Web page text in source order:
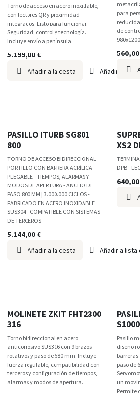
Torno de acceso en acero inoxidable,
con lectores QR y proximidad
integrados. Listo para funcionar.
Seguridad, control y tecnología.
Incluye envío a península.
5.199,00 €
Añadir a la cesta Añadir a
para
de
560,00
PASILLO ITURB SG801
800
TORNO DE ACCESO BIDIRECCIONAL -
PORTILLO CON BARRERA ACRÍLICA
PLEGABLE - TIEMPOS, ALARMAS Y
MODOS DE APERTURA - ANCHO DE
PASO 800 MM | 3.000.000 CICLOS -
FABRICADO EN ACERO INOXIDABLE
SUS304 - COMPATIBLE CON SISTEMAS
DE TERCEROS
5.144,00 €
Añadir a la cesta Añadir a lista
XS2
DPB -
640,00
MOLINETE ZKIT FHT2300
316
Torno bidireccional en acero
anticorrosivo SUS316 con 9 brazos
rotativos y paso de 580 mm. Incluye
fuerza regulable, compatibilidad con
terceros y configuración de tiempos,
alarmas y modos de apertura.
S1000
Pasillo
diseño
barreras
paso de
un
Permite